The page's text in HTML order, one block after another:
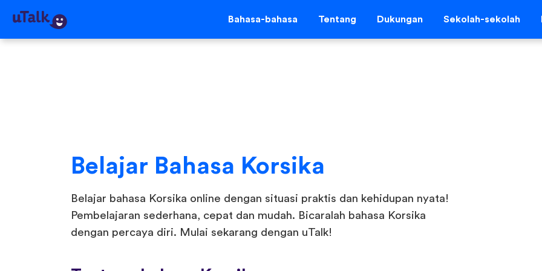
Bahasa-bahasa Tentang Dukungan Sekolah-sekolah
Belajar Bahasa Korsika
Belajar bahasa Korsika online dengan situasi praktis dan kehidupan nyata!
Pembelajaran sederhana, cepat dan mudah. Bicaralah bahasa Korsika
dengan percaya diri. Mulai sekarang dengan uTalk!